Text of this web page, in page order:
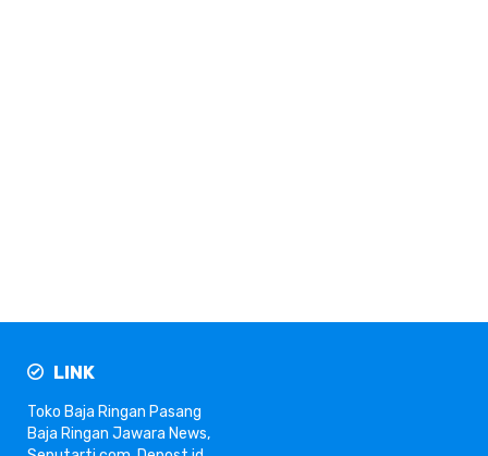
LINK
Toko Baja Ringan Pasang
Baja Ringan Jawara News,